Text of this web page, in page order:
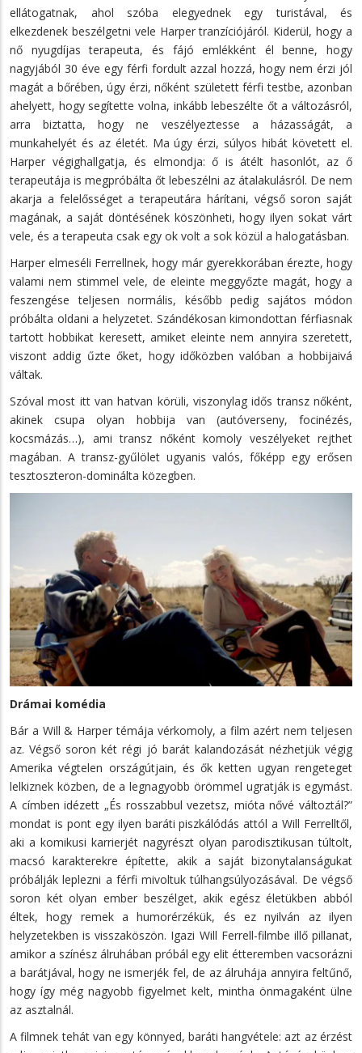
ellátogatnak, ahol szóba elegyednek egy turistával, és
elkezdenek beszélgetni vele Harper tranzíciójáról. Kiderül, hogy a
nő nyugdíjas terapeuta, és fájó emlékként él benne, hogy
nagyjából 30 éve egy férfi fordult azzal hozzá, hogy nem érzi jól
magát a bőrében, úgy érzi, nőként született férfi testbe, azonban
ahelyett, hogy segítette volna, inkább lebeszélte őt a változásról,
arra biztatta, hogy ne veszélyeztesse a házasságát, a
munkahelyét és az életét. Ma úgy érzi, súlyos hibát követett el.
Harper végighallgatja, és elmondja: ő is átélt hasonlót, az ő
terapeutája is megpróbálta őt lebeszélni az átalakulásról. De nem
akarja a felelősséget a terapeutára hárítani, végső soron saját
magának, a saját döntésének köszönheti, hogy ilyen sokat várt
vele, és a terapeuta csak egy ok volt a sok közül a halogatásban.
Harper elmeséli Ferrellnek, hogy már gyerekkorában érezte, hogy
valami nem stimmel vele, de eleinte meggyőzte magát, hogy a
feszengése teljesen normális, később pedig sajátos módon
próbálta oldani a helyzetet. Szándékosan kimondottan férfiasnak
tartott hobbikat keresett, amiket eleinte nem annyira szeretett,
viszont addig űzte őket, hogy időközben valóban a hobbijaivá
váltak.
Szóval most itt van hatvan körüli, viszonylag idős transz nőként,
akinek csupa olyan hobbija van (autóverseny, focinézés,
kocsmázás…), ami transz nőként komoly veszélyeket rejthet
magában. A transz-gyűlölet ugyanis valós, főképp egy erősen
tesztoszteron-dominálta közegben.
Drámai komédia
Bár a Will & Harper témája vérkomoly, a film azért nem teljesen
az. Végső soron két régi jó barát kalandozását nézhetjük végig
Amerika végtelen országútjain, és ők ketten ugyan rengeteget
lelkiznek közben, de a legnagyobb örömmel ugratják is egymást.
A címben idézett „És rosszabbul vezetsz, mióta nővé változtál?”
mondat is pont egy ilyen baráti piszkálódás attól a Will Ferrelltől,
aki a komikusi karrierjét nagyrészt olyan parodisztikusan túltolt,
macsó karakterekre építette, akik a saját bizonytalanságukat
próbálják leplezni a férfi mivoltuk túlhangsúlyozásával. De végső
soron két olyan ember beszélget, akik egész életükben abból
éltek, hogy remek a humorérzékük, és ez nyilván az ilyen
helyzetekben is visszaköszön. Igazi Will Ferrell-filmbe illő pillanat,
amikor a színész álruhában próbál egy elit étteremben vacsorázni
a barátjával, hogy ne ismerjék fel, de az álruhája annyira feltűnő,
hogy így még nagyobb figyelmet kelt, mintha önmagaként ülne
az asztalnál.
A filmnek tehát van egy könnyed, baráti hangvétele: azt az érzést